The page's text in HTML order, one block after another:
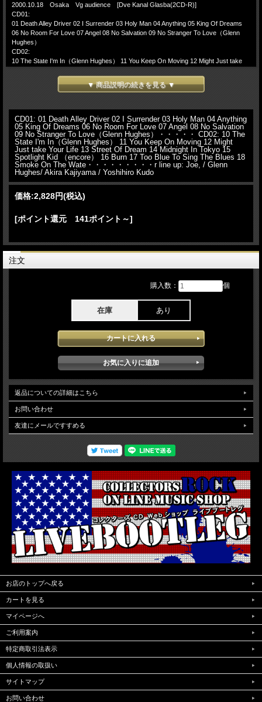
2000.10.18 Osaka Vg audience [Dve Kanal Glasba(2CD-R)]
CD01:
01 Death Alley Driver 02 I Surrender 03 Holy Man 04 Anything 05 King Of Dreams
06 No Room For Love 07 Angel 08 No Salvation 09 No Stranger To Love（Glenn
Hughes）
CD02:
10 The State I'm In（Glenn Hughes） 11 You Keep On Moving 12 Might Just take
16 Burn 17 Too Blue To Sing The Blues 18 Smoke On The Wate
Joe,
Glenn Hughes
Akira Kajiyama
Yoshihiro Kudo
---ソロアルバム「Holy Man」 releaseに伴うHoly Man worldTour 日本公演 初日
2000年10月18日大阪でのliveアイテムとなります。RAINBOW DEEP PURPLEと
すっかり日本での人気と知名度が定着したJOE LYNN TURNER ですが今回のソロ
Tourは、同じくDEEP PURPLEfamilyのベーシストGlenn Hughesをfutureしての
Tourとなりかなり気合の入ったliveとなっています。本格的なソロTourで初日です
ので最初からかなりの勢いで飛ばしています。RAINBOW時代の楽曲や新作からの
numberを織り交ぜかなり構成的に楽しめる内容となっています。PURPLEの先輩
のかGlenn Hughesのsoloの楽曲やDP時代の名作「Burn」「Smoke On The
ありますがほとんど影響はありません。JOE LYNN TURNER Glenn Hughesコン
ビがいつまで続くのかはわかりませんが記念すべき一枚です。確実ではありません
▼ 商品説明の続きを見る ▼
CD01: 01 Death Alley Driver 02 I Surrender 03 Holy Man 04 Anything
05 King Of Dreams 06 No Room For Love 07 Angel 08 No Salvation
09 No Stranger To Love（Glenn Hughes）・・・・・ CD02: 10 The
State I'm In（Glenn Hughes） 11 You Keep On Moving 12 Might
Just take Your Life 13 Street Of Dream 14 Midnight In Tokyo 15
Spotlight Kid （encore） 16 Burn 17 Too Blue To Sing The Blues 18
Smoke On The Wate・・・・・・・・・r line up: Joe, / Glenn
Hughes/ Akira Kajiyama / Yoshihiro Kudo
価格:2,828円(税込)
[ポイント還元 141ポイント～]
注文
購入数： 個
在庫 あり
返品についての詳細はこちら
お問い合わせ
友達にメールですすめる
お店のトップへ戻る
カートを見る
マイページへ
ご利用案内
特定商取引法表示
個人情報の取扱い
サイトマップ
お問い合わせ